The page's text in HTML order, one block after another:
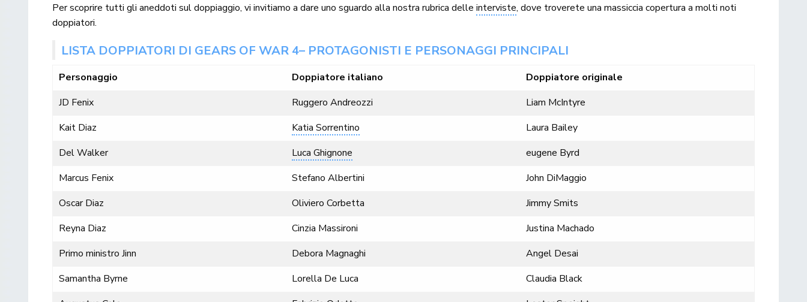
Per scoprire tutti gli aneddoti sul doppiaggio, vi invitiamo a dare uno sguardo alla nostra rubrica delleinterviste, dove troverete una massiccia copertura a molti noti
doppiatori.
LISTA DOPPIATORI DI GEARS OF WAR 4– PROTAGONISTI E PERSONAGGI PRINCIPALI
Personaggio Doppiatore italiano
Doppiatore originale
JD Fenix
Ruggero Andreozzi
Liam McIntyre
Kait Diaz
Katia Sorrentino
Laura Bailey
Del Walker
Luca Ghignone
eugene Byrd
Marcus Fenix
Stefano Albertini
John DiMaggio
Oscar Diaz
Oliviero Corbetta
Jimmy Smits
Reyna Diaz
Cinzia Massironi
Justina Machado
Primo ministro Jinn
Debora Magnaghi
Angel Desai
Samantha Byrne
Lorella De Luca
Claudia Black